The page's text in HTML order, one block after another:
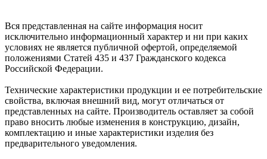
Вся представленная на сайте информация носит
исключительно информационный характер и ни при каких
условиях не является публичной офертой, определяемой
положениями Статей 435 и 437 Гражданского кодекса
Российской Федерации.
Технические характеристики продукции и ее потребительские
свойства, включая внешний вид, могут отличаться от
представленных на сайте. Производитель оставляет за собой
право вносить любые изменения в конструкцию, дизайн,
комплектацию и иные характеристики изделия без
предварительного уведомления.